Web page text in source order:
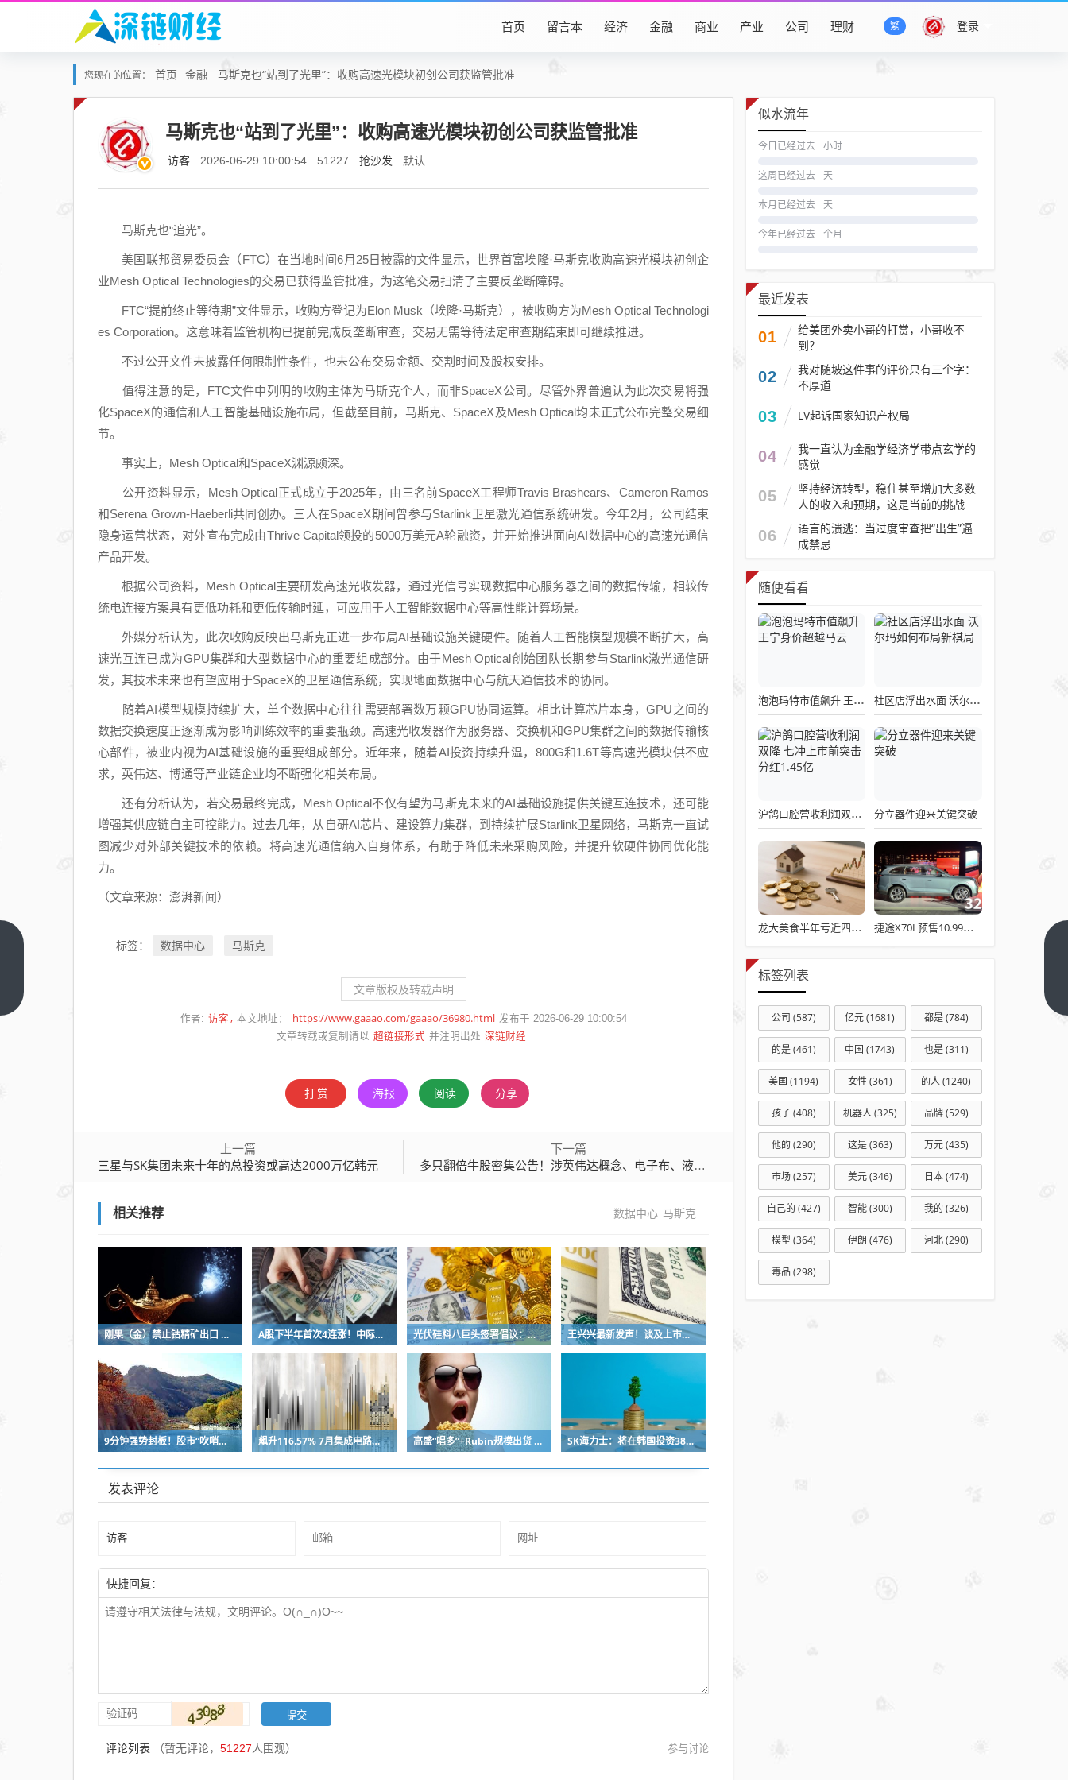
登录
繁
首页 留言本 经济 金融 商业 产业 公司 理财
您现在的位置： 首页 金融 马斯克也“站到了光里”：收购高速光模块初创公司获监管批准
马斯克也“站到了光里”：收购高速光模块初创公司获监管批准
访客 2026-06-29 10:00:54 51227 抢沙发 默认
马斯克也“追光”。
美国联邦贸易委员会（FTC）在当地时间6月25日披露的文件显示，世界首富埃隆·马斯克收购高速光模块初创企
业Mesh Optical Technologies的交易已获得监管批准，为这笔交易扫清了主要反垄断障碍。
FTC“提前终止等待期”文件显示，收购方登记为Elon Musk（埃隆·马斯克），被收购方为Mesh Optical Technologi
es Corporation。这意味着监管机构已提前完成反垄断审查，交易无需等待法定审查期结束即可继续推进。
不过公开文件未披露任何限制性条件，也未公布交易金额、交割时间及股权安排。
值得注意的是，FTC文件中列明的收购主体为马斯克个人，而非SpaceX公司。尽管外界普遍认为此次交易将强
化SpaceX的通信和人工智能基础设施布局，但截至目前，马斯克、 SpaceX及Mesh Optical均未正式公布完整交易细
节。
事实上，Mesh Optical和SpaceX渊源颇深。
公开资料显示，Mesh Optical正式成立于2025年，由三名前SpaceX工程师Travis Brashears、Cameron Ramos
和Serena Grown-Haeberli共同创办。三人在SpaceX期间曾参与Starlink卫星激光通信系统研发。今年2月，公司结束
隐身运营状态，对外宣布完成由Thrive Capital领投的5000万美元A轮融资，并开始推进面向AI数据中心的高速光通信
产品开发。
根据公司资料，Mesh Optical主要研发高速光收发器，通过光信号实现数据中心服务器之间的数据传输，相较传
统电连接方案具有更低功耗和更低传输时延，可应用于人工智能数据中心等高性能计算场景。
外媒分析认为，此次收购反映出马斯克正进一步布局AI基础设施关键硬件。随着人工智能模型规模不断扩大，高
速光互连已成为GPU集群和大型数据中心的重要组成部分。由于Mesh Optical创始团队长期参与Starlink激光通信研
发，其技术未来也有望应用于SpaceX的卫星通信系统，实现地面数据中心与航天通信技术的协同。
随着AI模型规模持续扩大，单个数据中心往往需要部署数万颗GPU协同运算。相比计算芯片本身，GPU之间的
数据交换速度正逐渐成为影响训练效率的重要瓶颈。高速光收发器作为服务器、交换机和GPU集群之间的数据传输核
心部件，被业内视为AI基础设施的重要组成部分。近年来，随着AI投资持续升温，800G和1.6T等高速光模块供不应
求， 英伟达、 博通等产业链企业均不断强化相关布局。
还有分析认为，若交易最终完成，Mesh Optical不仅有望为马斯克未来的AI基础设施提供关键互连技术，还可能
增强其供应链自主可控能力。过去几年，从自研AI芯片、建设算力集群，到持续扩展Starlink卫星网络，马斯克一直试
图减少对外部关键技术的依赖。将高速光通信纳入自身体系，有助于降低未来采购风险，并提升软硬件协同优化能
力。
（文章来源：澎湃新闻）
标签： 数据中心 马斯克
文章版权及转载声明
作者: 访客 本文地址： https://www.gaaao.com/gaaao/36980.html 发布于 2026-06-29 10:00:54
文章转载或复制请以 超链接形式 并注明出处 深链财经
打赏 海报 阅读 分享
上一篇
三星与SK集团未来十年的总投资或高达2000万亿韩元
下一篇
多只翻倍牛股密集公告！涉英伟达概念、电子布、液冷等热门赛道
相关推荐 数据中心 马斯克
刚果（金）禁止钴精矿出口 钴矿板块狂飙 上市公司回应影响 A股下半年首次4连涨！中际旭创尾盘突然跳水 发生了什么？ 光伏硅料八巨头签署倡议：不得低于成本价销售 王兴兴最新发声！谈及上市、具身智能行业发展
9分钟强势封板！股市“吹哨人”突然改口！市场风向变了？ 飙升116.57% 7月集成电路出口金额同比实现翻倍式增长 高盛“唱多”+Rubin规模出货 PCB概念掀涨停潮！多只中报预增股获资金青睐(名单) SK海力士：将在韩国投资384亿美元建设晶圆厂 以应对AI时代持续增长的存储芯片需求
发表评论
快捷回复：
评论列表 （暂无评论， 51227人围观） 参与讨论
似水流年
今日已经过去 小时
这周已经过去 天
本月已经过去 天
今年已经过去 个月
最近发表
01
给美团外卖小哥的打赏，小哥收不
到？
02
我对随坡这件事的评价只有三个字：
不厚道
03 LV起诉国家知识产权局
04
我一直认为金融学经济学带点玄学的
感觉
05
坚持经济转型，稳住甚至增加大多数
人的收入和预期，这是当前的挑战
06
语言的溃逃：当过度审查把“出生”逼
成禁忌
随便看看
泡泡玛特市值飙升 王宁身价超越马云 社区店浮出水面 沃尔玛如何布局新棋局
沪鸽口腔营收利润双降 七冲上市前突击分红1.45亿 分立器件迎来关键突破
龙大美食半年亏近四成？营收 49.75 亿微降，预制菜、财务费用成双重拖累 捷途X70L预售10.99万起，大尺寸 + 双动力成爆款预定
标签列表
公司 (587) 亿元(1681) 都是(784)
的是(461) 中国 (1743) 也是(311)
美国 (1194) 女性 (361) 的人(1240)
孩子(408) 机器人(325) 品牌(529)
他的 (290) 这是(363) 万元(435)
市场(257) 美元(346) 日本(474)
自己的 (427) 智能(300) 我的 (326)
模型 (364) 伊朗 (476) 河北(290)
毒品 (298)